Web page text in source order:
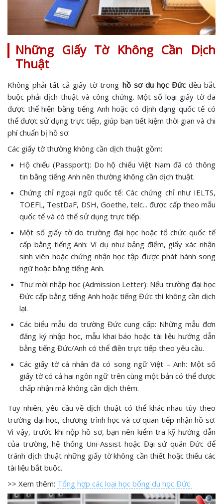
Những Giấy Tờ Không Cần Dịch
Thuật
Không phải tất cả giấy tờ trong hồ sơ du học Đứcđều bắt
buộc phải dịch thuật và công chứng. Một số loại giấy tờ đã
được thể hiện bằng tiếng Anh hoặc có định dạng quốc tế có
thể được sử dụng trực tiếp, giúp bạn tiết kiệm thời gian và chi
phí chuẩn bị hồ sơ.
Các giấy tờ thường không cần dịch thuật gồm:
Hộ chiếu (Passport): Do hộ chiếu Việt Nam đã có thông
tin bằng tiếng Anh nên thường không cần dịch thuật.
Chứng chỉ ngoại ngữ quốc tế: Các chứng chỉ như IELTS,
TOEFL, TestDaF, DSH, Goethe, telc... được cấp theo mẫu
quốc tế và có thể sử dụng trực tiếp.
Một số giấy tờ do trường đại học hoặc tổ chức quốc tế
cấp bằng tiếng Anh: Ví dụ như bảng điểm, giấy xác nhận
sinh viên hoặc chứng nhận học tập được phát hành song
ngữ hoặc bằng tiếng Anh.
Thư mời nhập học (Admission Letter): Nếu trường đại học
Đức cấp bằng tiếng Anh hoặc tiếng Đức thì không cần dịch
lại.
Các biểu mẫu do trường Đức cung cấp: Những mẫu đơn
đăng ký nhập học, mẫu khai báo hoặc tài liệu hướng dẫn
bằng tiếng Đức/Anh có thể điền trực tiếp theo yêu cầu.
Các giấy tờ cá nhân đã có song ngữ Việt – Anh: Một số
giấy tờ có cả hai ngôn ngữ trên cùng một bản có thể được
chấp nhận mà không cần dịch thêm.
Tuy nhiên, yêu cầu về dịch thuật có thể khác nhau tùy theo
trường đại học, chương trình học và cơ quan tiếp nhận hồ sơ.
Vì vậy, trước khi nộp hồ sơ, bạn nên kiểm tra kỹ hướng dẫn
của trường, hệ thống Uni-Assist hoặc Đại sứ quán Đức để
tránh dịch thuật những giấy tờ không cần thiết hoặc thiếu các
tài liệu bắt buộc.
>> Xem thêm: Tổng hợp các loại học bổng du học Đức